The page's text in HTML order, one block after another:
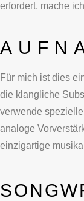
erfordert, mache
Für mich ist dies
die klangliche
verwende
analoge
einzigartige